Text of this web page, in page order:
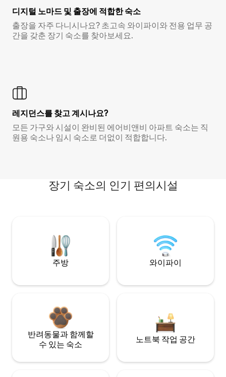
디지털 노마드 및 출장에 적합한 숙소
출장을 자주 다니시나요? 초고속 와이파이와 전용 업무 공
간을 갖춘 장기 숙소를 찾아보세요.
레지던스를 찾고 계시나요?
모든 가구와 시설이 완비된 에어비앤비 아파트 숙소는 직
원용 숙소나 임시 숙소로 더없이 적합합니다.
장기 숙소의 인기 편의시설
주방 와이파이
반려동물과 함께할
수 있는 숙소
노트북 작업 공간